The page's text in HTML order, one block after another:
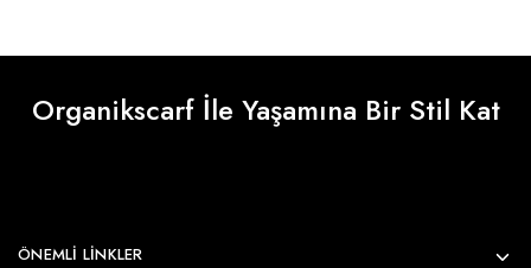
Organikscarf İle Yaşamına Bir Stil Kat
ÖNEMLI LINKLER